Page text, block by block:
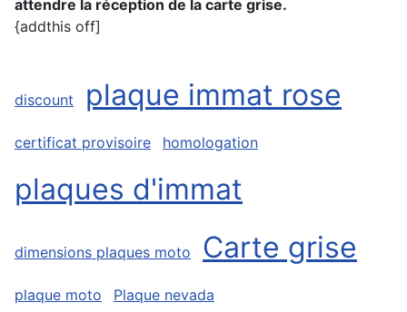
attendre la réception de la carte grise.
{addthis off]
discount plaque immat rose
certificat provisoire homologation
plaques d'immat
dimensions plaques moto Carte grise
plaque moto Plaque nevada